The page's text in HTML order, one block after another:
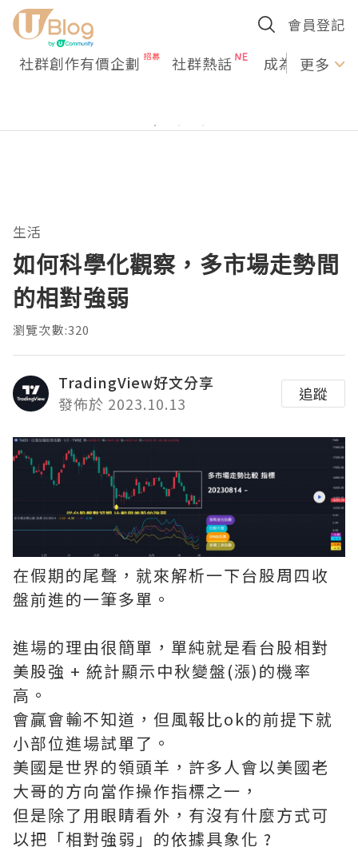
會員登記
社群創作有價企劃 社群熱話 成為U更多
生活
如何科學化觀察，多市場走勢間
的相對強弱
瀏覽次數:320
TradingView好文分享
發佈於 2023.10.13
追蹤
在假期的尾聲，就來解析一下台股周四收
盤前進的一筆多單。
進場的理由很簡單，單純就是看台股相對
美股強 + 統計顯示中秋變盤(漲)的機率
高。
會贏會輸不知道，但風報比ok的前提下就
小部位進場試單了。
美國是世界的領頭羊，許多人會以美國老
大哥的方向當作操作指標之一，
但是除了用眼睛看外，有沒有什麼方式可
以把「相對強弱」的依據具象化 ?